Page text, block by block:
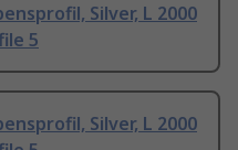
Silver, L 2000
5
Silver, L 2000